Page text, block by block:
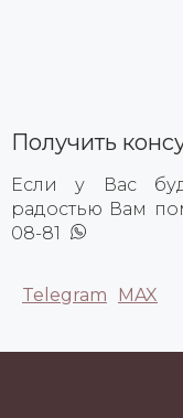
Получить
Если у Вас
радостью Вам
08-81
Telegram MAX